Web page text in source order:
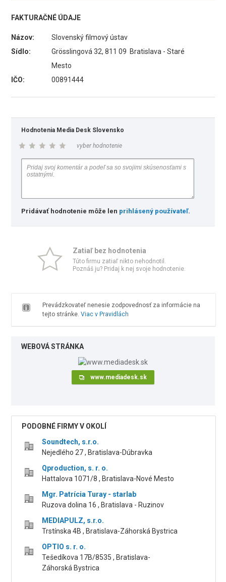
FAKTURAČNÉ ÚDAJE
Názov:
Slovenský filmový ústav
Sídlo:
Grösslingová 32, 811 09 Bratislava - Staré
Mesto
IČO:
00891444
Hodnotenia Media Desk Slovensko
vyber hodnotenie
Pridávať hodnotenie môže len prihlásený používateľ.
Zatiaľ bez hodnotenia
Túto firmu zatiaľ nikto nehodnotil.
Poznáš ju? Pridaj k nej svoje hodnotenie.
Prevádzkovateľ nenesie zodpovednosť za informácie na
tejto stránke. Viac v Pravidlách
WEBOVÁ STRÁNKA
www.mediadesk.sk
PODOBNÉ FIRMY V OKOLÍ
Soundtech, s.r.o.
Nejedlého 27 , Bratislava-Dúbravka
Qproduction, s. r. o.
Hattalova 1071/8 , Bratislava-Nové Mesto
Mgr. Patrícia Turay - starlab
Ruzova dolina 16 , Bratislava - Ruzinov
MEDIAPULZ, s.r.o.
Trstínska 4B , Bratislava-Záhorská Bystrica
OPTIO s. r. o.
Tešedíkova 17B/8535 , Bratislava-
Záhorská Bystrica